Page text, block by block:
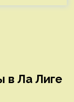
в Ла Лиге